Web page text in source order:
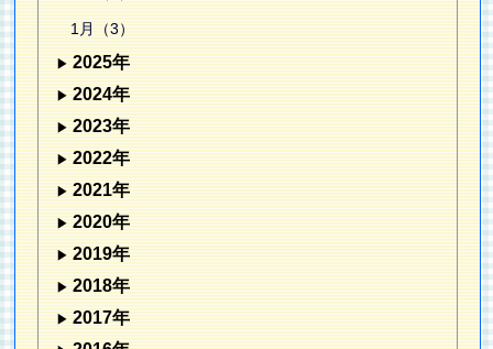
1月（3）
2025年
2024年
2023年
2022年
2021年
2020年
2019年
2018年
2017年